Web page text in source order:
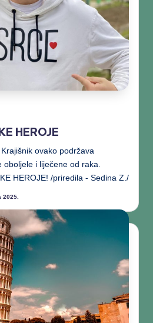
HEROJE
ovako podržava
oboljele i liječene od raka.
HEROJE! /priredila - Sedina Z./
2025.